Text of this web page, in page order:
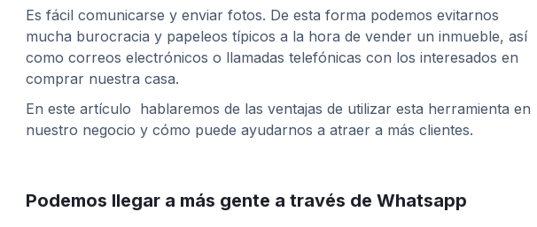
Es fácil comunicarse y enviar fotos. De esta forma podemos evitarnos
mucha burocracia y papeleos típicos a la hora de vender un inmueble, así
como correos electrónicos o llamadas telefónicas con los interesados en
comprar nuestra casa.
En este artículo hablaremos de las ventajas de utilizar esta herramienta en
nuestro negocio y cómo puede ayudarnos a atraer a más clientes.
Podemos llegar a más gente a través de Whatsapp